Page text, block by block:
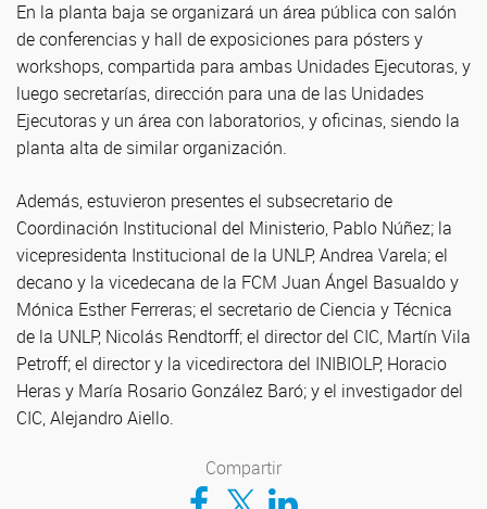
En la planta baja se organizará un área pública con salón
de conferencias y hall de exposiciones para pósters y
workshops, compartida para ambas Unidades Ejecutoras, y
luego secretarías, dirección para una de las Unidades
Ejecutoras y un área con laboratorios, y oficinas, siendo la
planta alta de similar organización.
Además, estuvieron presentes el subsecretario de
Coordinación Institucional del Ministerio, Pablo Núñez; la
vicepresidenta Institucional de la UNLP, Andrea Varela; el
decano y la vicedecana de la FCM Juan Ángel Basualdo y
Mónica Esther Ferreras; el secretario de Ciencia y Técnica
de la UNLP, Nicolás Rendtorff; el director del CIC, Martín Vila
Petroff; el director y la vicedirectora del INIBIOLP, Horacio
Heras y María Rosario González Baró; y el investigador del
CIC, Alejandro Aiello.
Compartir
Compartir en Facebook
Compartir en TwitterCompartir en LinkedIn